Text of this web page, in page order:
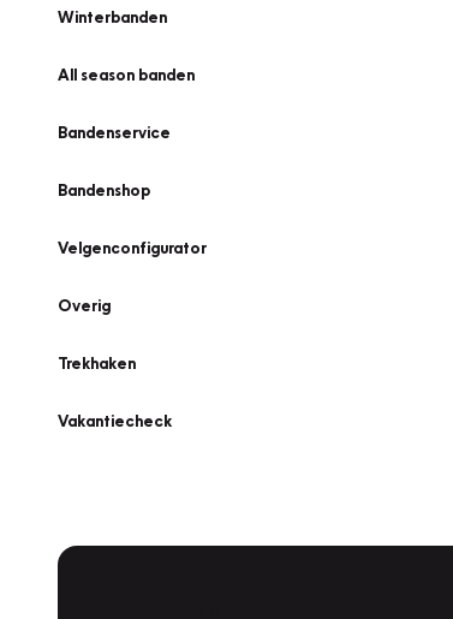
Winterbanden
All season banden
Bandenservice
Bandenshop
Velgenconfigurator
Overig
Trekhaken
Vakantiecheck